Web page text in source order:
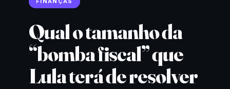
Qual o tamanho da
“bomba fiscal” que
Lula terá de resolver